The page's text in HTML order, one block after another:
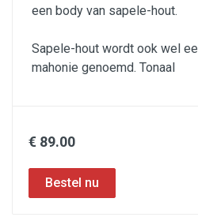
een body van sapele-hout.
Sapele-hout wordt ook wel
mahonie genoemd. Tonaal
€ 89.00